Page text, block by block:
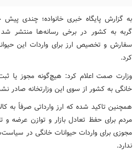
به گزارش پایگاه خبری خانواده؛ چندی
گربه به کشور در برخی رسانه‌ها منتشر
سفارش و تخصیص ارز برای واردات این
کرد.
وزارت صمت اعلام کرد: هیچ‌گونه مجوز یا
خانگی به کشور از سوی این وزارتخانه صادر
همچنین تاکید شده که ارز وارداتی صرفاً به
مردم برای حفظ تعادل بازار و توازن عرضه
مجوزی برای واردات حیوانات خانگی در
ندارد.